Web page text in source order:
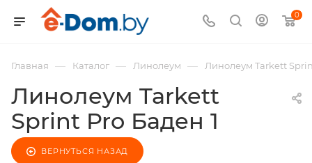
0
Главная — Каталог — Линолеум — Линолеум Tarkett
Линолеум Tarkett
Sprint Pro Баден 1
ВЕРНУТЬСЯ НАЗАД